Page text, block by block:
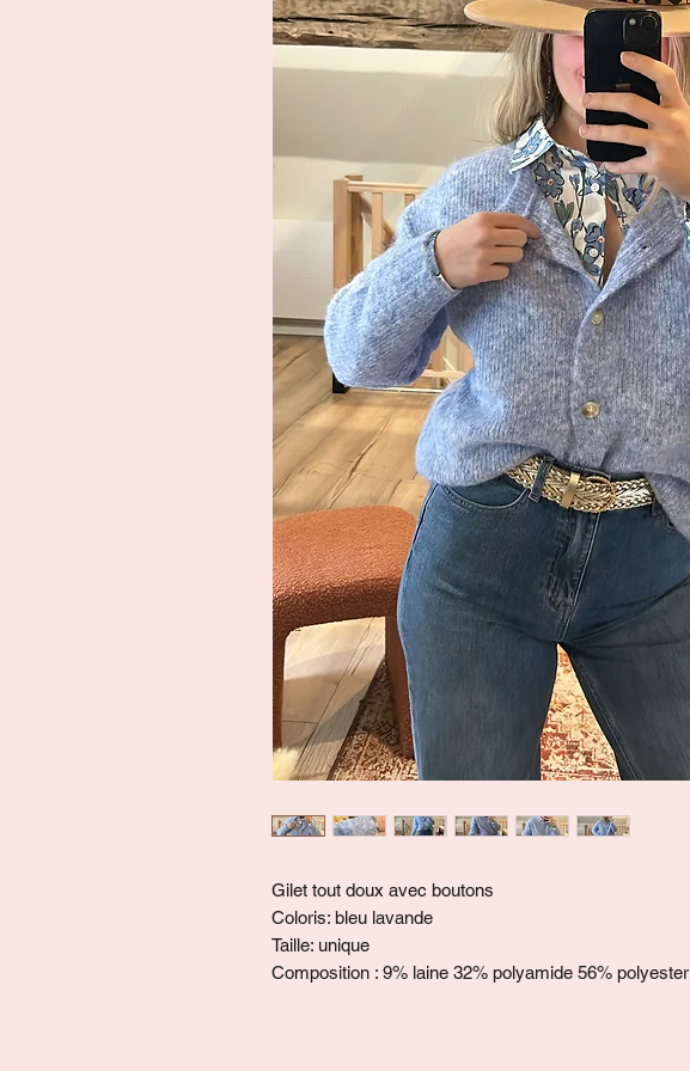
Gilet tout doux avec boutons
Coloris: bleu lavande
Taille: unique
Composition : 9% laine 32% polyamide 56% polyester